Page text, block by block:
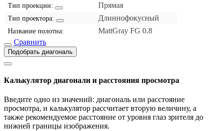
Тип проекции: Прямая
Тип проектора: Длиннофокусный
Название полотна:
MattGray FG 0.8
Сравнить
Подобрать диагональ
Калькулятор диагонали и расстояния просмотра
Введите одно из значений: диагональ или расстояние
просмотра, и калькулятор рассчитает вторую величину, а
также рекомендуемое расстояние от уровня глаз зрителя до
нижней границы изображения.